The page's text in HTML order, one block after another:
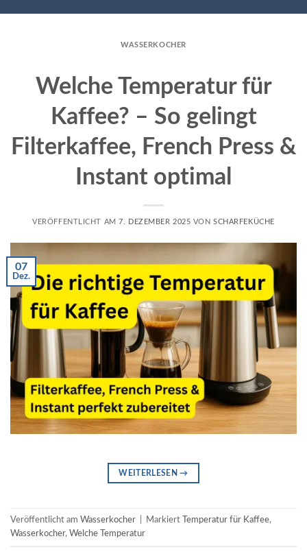
WASSERKOCHER
Welche Temperatur für
Kaffee? – So gelingt
Filterkaffee, French Press &
Instant optimal
VERÖFFENTLICHT AM7. DEZEMBER 2025 VONSCHARFEKÜCHE
07
Dez.
WEITERLESEN→
Veröffentlicht am Wasserkocher Markiert Temperatur für Kaffee,
Wasserkocher, Welche Temperatur